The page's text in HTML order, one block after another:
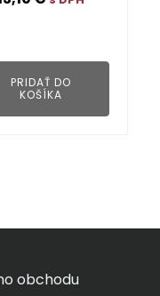
PRIDAŤ DO
KOŠÍKA
obchodu